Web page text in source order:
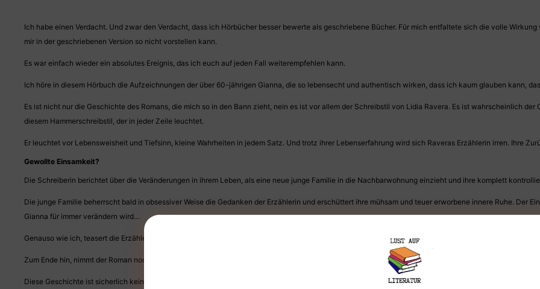
Ich habe einen Verdacht. Und zwar den Verdacht, dass ich Hörbücher besser bewerte als geschriebene Bücher. Für mich entfaltete sich die volle
mir in der geschriebenen Version so nicht vorstellen kann.
Es war einfach wieder ein absolutes Ereignis, das ich euch auf jeden Fall weiterempfehlen kann.
Ich höre in diesem Hörbuch die Aufzeichnungen der über 60-jährigen Gianna, die so lebensecht und authentisch wirken, dass ich kaum glauben kann,
Es ist nicht nur die Geschichte des Romans, die mich so in den Bann zieht, nein es ist vor allem der Schreibstil von Lidia Ravera. Es ist wahrscheinlich
diesem Hammerschreibstil, der in jeder Zeile leuchtet.
Er leuchtet vor Lebensweisheit und Tiefsinn, kleine Wahrheiten in jedem Satz. Und trotz ihrer Lebenserfahrung wird sich Raveras Erzählerin irren. Ihre
Gewollte Einsamkeit?
Die Schreiberin berichtet über die Veränderungen in ihrem Leben, als eine neue junge Familie in die Nachbarwohnung einzieht und ihre komplett
Die junge Familie beherrscht bald in obsessiver Weise die Gedanken der Erzählerin und erschüttert ihre mühsam und teuer erworbene innere Ruhe. Der
Gianna für immer verändern wird…
Genauso wie ich, teasert die Erzählerin öfter Ereignisse an, die in ihrer Vergangheit und auch in der Zukunft liegen. Damit erzeugt Lidia Ravera eine
Zum Ende hin, nimmt der Roman noch mal richtig Fahrt auf und der Schluss birgt für mich wahrhaft katharsische Momente.
Diese Geschichte ist sicherlich kein Fall für jede*n, doch mir hat das Hörbuch wirklich sehr gut gefallen und wunderbare Stunden bereitet und wenn